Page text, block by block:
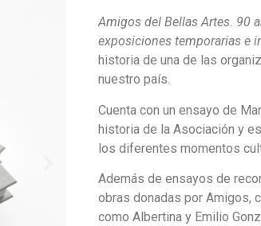
Amigos del Bellas Artes. 90
exposiciones temporarias e
historia de una de las
nuestro país.
Cuenta con un ensayo de
historia de la Asociación y
los diferentes momentos
Además de ensayos de
obras donadas por Amigos,
como Albertina y Emilio